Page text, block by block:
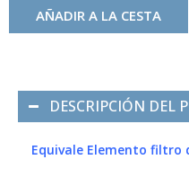
AÑADIR A LA CESTA
DESCRIPCIÓN DEL
Equivale Elemento filtro